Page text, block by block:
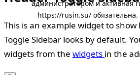
This is an example widget to
Toggle Sidebar looks by default.
widgets from the widgets in the